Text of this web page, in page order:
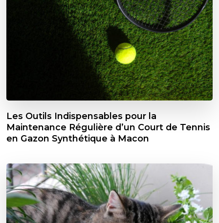
Les Outils Indispensables pour la
Maintenance Régulière d’un Court de Tennis
en Gazon Synthétique à Macon